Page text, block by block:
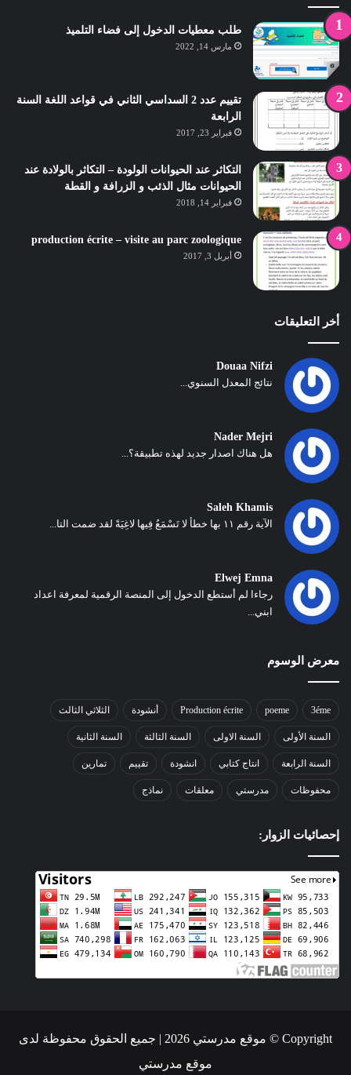
طلب معطيات الدخول إلى فضاء التلميذ
مارس 14, 2022
تقييم عدد 2 السداسي الثاني في قواعد اللغة السنة
الرابعة
فبراير 23, 2017
التكاثر عند الحيوانات الولودة – التكاثر بالولادة عند
الحيوانات مثال الذئب و الزرافة و القطة
فبراير 14, 2018
production écrite – visite au parc zoologique
أبريل 3, 2017
أخر التعليقات
Douaa Nifzi
نتائج المعدل السنوي...
Nader Mejri
هل هناك اصدار جديد لهذه تطبيقة؟...
Saleh Khamis
الآية رقم ١١ بها خطأ لا تَسْمَعُ فِيها لاغِيَةً لقد ضمت التا...
Elwej Emna
رجاءا لم أستطع الدخول إلى المنصة الرقمية لمعرفة اعداد
ابني...
معرض الوسوم
3éme
poeme
Production écrite أنشودة الثلاثي الثالث
السنة الأولى السنة الاولى السنة الثالثة السنة الثانية
السنة الرابعة انتاج كتابي انشودة تقييم تمارين
محفوظات مدرستي معلقات نماذج
إحصائيات الزوار:
Copyright © موقع مدرستي 2026 | جميع الحقوق محفوظة لدى
موقع مدرستي